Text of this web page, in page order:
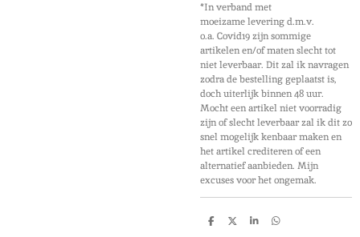
*In verband met
moeizame levering d.m.v.
o.a. Covid19 zijn sommige
artikelen en/of maten slecht tot
niet leverbaar. Dit zal ik navragen
zodra de bestelling geplaatst is,
doch uiterlijk binnen 48 uur.
Mocht een artikel niet voorradig
zijn of slecht leverbaar zal ik dit zo
snel mogelijk kenbaar maken en
het artikel crediteren of een
alternatief aanbieden. Mijn
excuses voor het ongemak.
D
D
S
D